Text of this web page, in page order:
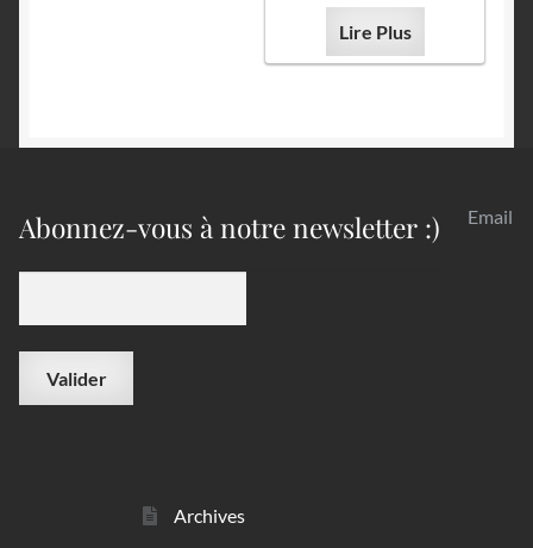
Lire Plus
Abonnez-vous à notre newsletter :) Email
Archives